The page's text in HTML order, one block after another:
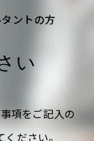
ントの方
い
項をご記入の
ださい。